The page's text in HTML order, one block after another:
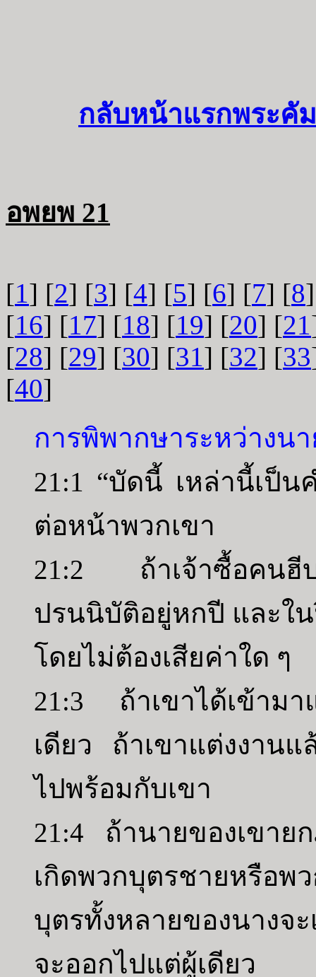
กลับหน้าแรกพระคั
อพยพ 21
[1] [2] [3] [4] [5] [6] [7] [8
[16] [17] [18] [19] [20] [21
[28] [29] [30] [31] [32] [33
[40]
การพิพากษาระหว่างน
21:1 “บัดนี้ เหล่านี้เป็น
ต่อหน้าพวกเขา
21:2 ถ้าเจ้าซื้อคนฮี
ปรนนิบัติอยู่หกปี และใน
โดยไม่ต้องเสียค่าใด ๆ
21:3 ถ้าเขาได้เข้าม
เดียว ถ้าเขาแต่งงาน
ไปพร้อมกับเขา
21:4 ถ้านายของเขาย
เกิดพวกบุตรชายหรือ
บุตรทั้งหลายของนางจ
จะออกไปแต่ผู้เดียว